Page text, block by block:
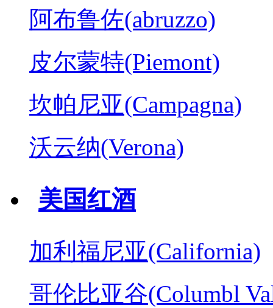
阿布鲁佐(abruzzo)
皮尔蒙特(Piemont)
坎帕尼亚(Campagna)
沃云纳(Verona)
美国红酒
加利福尼亚(California)
哥伦比亚谷(Columbl